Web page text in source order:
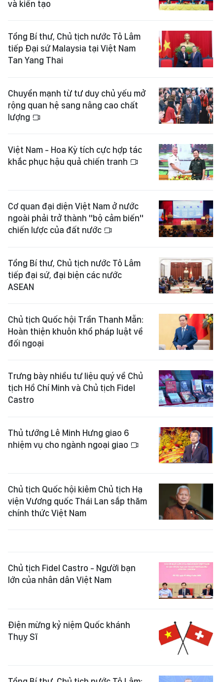
và kiến tạo
Tổng Bí thư, Chủ tịch nước Tô Lâm
tiếp Đại sứ Malaysia tại Việt Nam
Tan Yang Thai
Chuyển mạnh từ tư duy chủ yếu mở
rộng quan hệ sang nâng cao chất
lượng
Việt Nam - Hoa Kỳ tích cực hợp tác
khắc phục hậu quả chiến tranh
Cơ quan đại diện Việt Nam ở nước
ngoài phải trở thành "bộ cảm biến"
chiến lược của đất nước
Tổng Bí thư, Chủ tịch nước Tô Lâm
tiếp đại sứ, đại biện các nước
ASEAN
Chủ tịch Quốc hội Trần Thanh Mẫn:
Hoàn thiện khuôn khổ pháp luật về
đối ngoại
Trưng bày nhiều tư liệu quý về Chủ
tịch Hồ Chí Minh và Chủ tịch Fidel
Castro
Thủ tướng Lê Minh Hưng giao 6
nhiệm vụ cho ngành ngoại giao
Chủ tịch Quốc hội kiêm Chủ tịch Hạ
viện Vương quốc Thái Lan sắp thăm
chính thức Việt Nam
Chủ tịch Fidel Castro - Người bạn
lớn của nhân dân Việt Nam
Điện mừng kỷ niệm Quốc khánh
Thụy Sĩ